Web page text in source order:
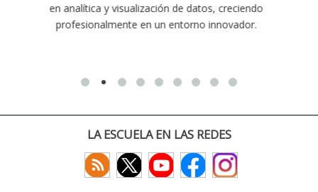
convencido de que elegir teleco ha sido una de las
decisiones que he tomado.
LA ESCUELA EN LAS REDES